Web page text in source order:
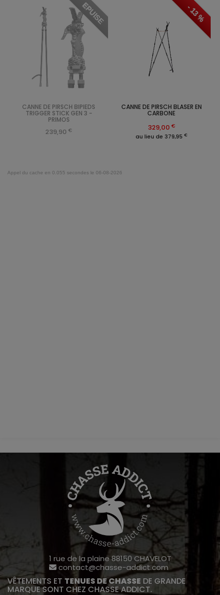
- 13 %
CANNE DE PIRSCH BLASER EN
CARBONE
329,00 €
au lieu de 379,95 €
EPUISE
CANNE DE PIRSCH BIPIEDS
TRIGGER STICK GEN 3 -
PRIMOS
239,90 €
Appel du cache en 0.055 secondes le 06-08-2026
1 rue de la plaine 88150 CHAVELOT
contact@chasse-addict.com
VÊTEMENTS ET TENUES DE CHASSE DE GRANDE
MARQUE SONT CHEZ CHASSE ADDICT.